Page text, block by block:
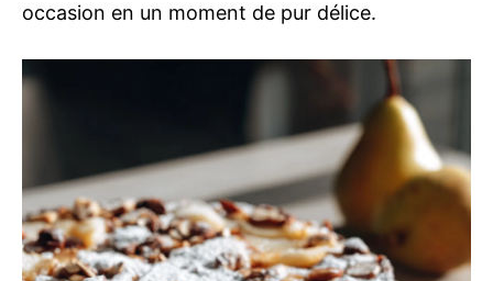
occasion en un moment de pur délice.